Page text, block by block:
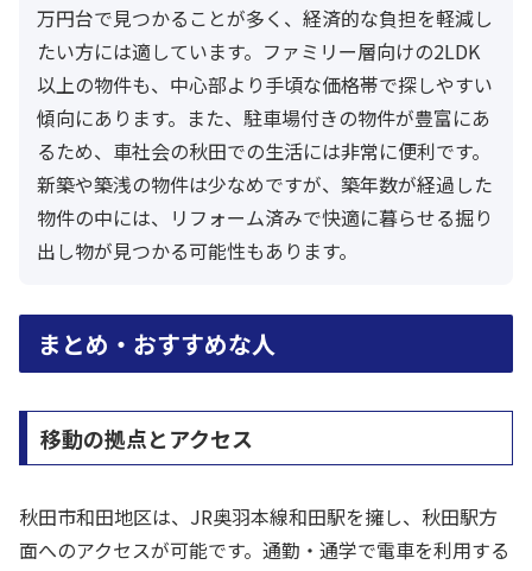
万円台で見つかることが多く、経済的な負担を軽減し
たい方には適しています。ファミリー層向けの2LDK
以上の物件も、中心部より手頃な価格帯で探しやすい
傾向にあります。また、駐車場付きの物件が豊富にあ
るため、車社会の秋田での生活には非常に便利です。
新築や築浅の物件は少なめですが、築年数が経過した
物件の中には、リフォーム済みで快適に暮らせる掘り
出し物が見つかる可能性もあります。
まとめ・おすすめな人
移動の拠点とアクセス
秋田市和田地区は、JR奥羽本線和田駅を擁し、秋田駅方
面へのアクセスが可能です。通勤・通学で電車を利用する